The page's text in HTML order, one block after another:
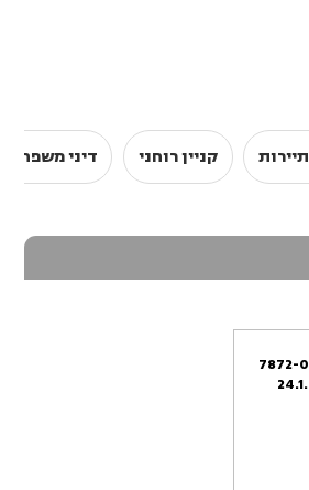
קניין רוחני דיני משפחה
7872-